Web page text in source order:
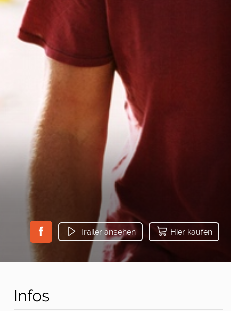
Trailer ansehen Hier kaufen
Infos